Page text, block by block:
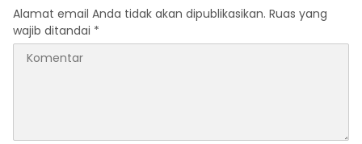
Alamat email Anda tidak akan dipublikasikan. Ruas yang
wajib ditandai *